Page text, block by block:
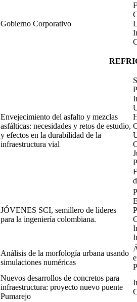
Gobierno Corporativo
Envejecimiento del asfalto y mezclas
asfálticas: necesidades y retos de estudio,
y efectos en la durabilidad de la
infraestructura vial
JÓVENES SCI, semillero de líderes
para la ingeniería colombiana.
Análisis de la morfología urbana usando
simulaciones numéricas
Nuevos desarrollos de concretos para
infraestructura: proyecto nuevo puente
Pumarejo